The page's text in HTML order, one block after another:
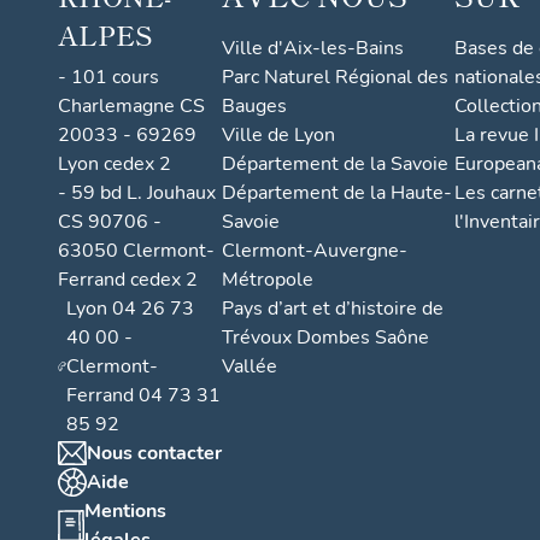
ALPES
- 101 cours
Charlemagne CS
20033 - 69269
Lyon cedex 2
- 59 bd L. Jouhaux
CS 90706 -
63050 Clermont-
Ferrand cedex 2
Lyon 04 26 73
40 00 -
Clermont-
Ferrand 04 73 31
85 92
Nous contacter
Aide
Mentions
Ville d'Aix-les-Bains
Parc Naturel Régional des
Bauges
Ville de Lyon
Département de la Savoie
Département de la Haute-
Savoie
Clermont-Auvergne-
Métropole
Pays d’art et d’histoire de
Trévoux Dombes Saône
Vallée
Bases
La revue
Les